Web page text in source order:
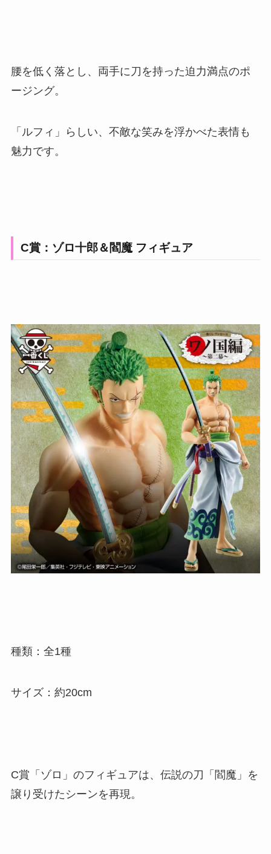
腰を低く落とし、両手に刀を持った迫力満点のポ
ージング。
「ルフィ」らしい、不敵な笑みを浮かべた表情も
魅力です。
C賞：ゾロ十郎＆閻魔 フィギュア
種類：全1種
サイズ：約20cm
C賞「ゾロ」のフィギュアは、伝説の刀「閻魔」を
譲り受けたシーンを再現。